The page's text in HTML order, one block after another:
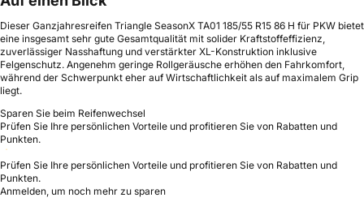
Dieser Ganzjahresreifen Triangle SeasonX TA01 185/55 R15 86 H für PKW bietet
eine insgesamt sehr gute Gesamtqualität mit solider Kraftstoffeffizienz,
zuverlässiger Nasshaftung und verstärkter XL-Konstruktion inklusive
Felgenschutz. Angenehm geringe Rollgeräusche erhöhen den Fahrkomfort,
während der Schwerpunkt eher auf Wirtschaftlichkeit als auf maximalem Grip
liegt.
Sparen Sie beim Reifenwechsel
Prüfen Sie Ihre persönlichen Vorteile und profitieren Sie von Rabatten und
Punkten.
Prüfen Sie Ihre persönlichen Vorteile und profitieren Sie von Rabatten und
Punkten.
Anmelden, um noch mehr zu sparen